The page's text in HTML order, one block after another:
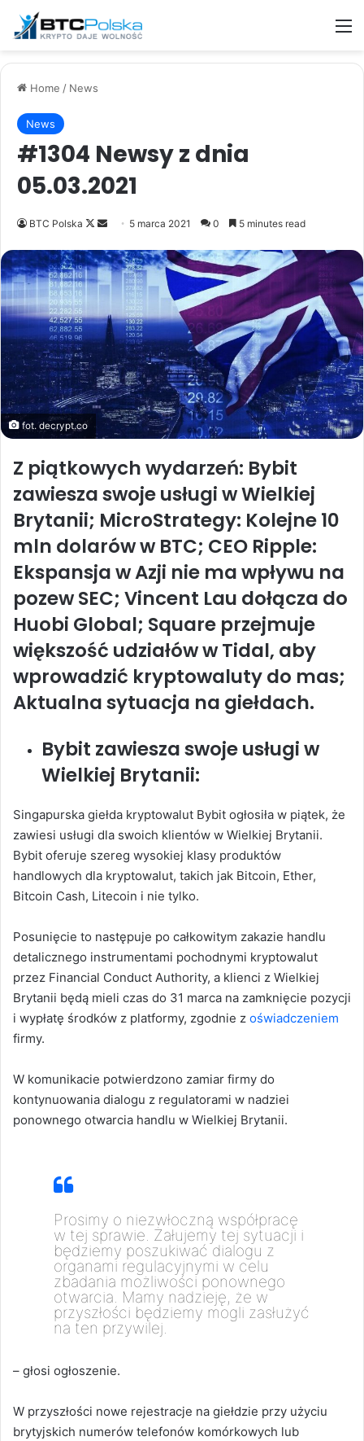
Home / News
News
#1304 Newsy z dnia
05.03.2021
BTC Polska
Follow
X
Send
email
5 marca 2021 0 5 minutes read
fot. decrypt.co
Z piątkowych wydarzeń: Bybit
zawiesza swoje usługi w Wielkiej
Brytanii; MicroStrategy: Kolejne 10
mln dolarów w BTC; CEO Ripple:
Ekspansja w Azji nie ma wpływu na
pozew SEC; Vincent Lau dołącza do
Huobi Global; Square przejmuje
większość udziałów w Tidal, aby
wprowadzić kryptowaluty do mas;
Aktualna sytuacja na giełdach.
Bybit zawiesza swoje usługi w
Wielkiej Brytanii:
Singapurska giełda kryptowalut Bybit ogłosiła w piątek, że
zawiesi usługi dla swoich klientów w Wielkiej Brytanii.
Bybit oferuje szereg wysokiej klasy produktów
handlowych dla kryptowalut, takich jak Bitcoin, Ether,
Bitcoin Cash, Litecoin i nie tylko.
Posunięcie to następuje po całkowitym zakazie handlu
detalicznego instrumentami pochodnymi kryptowalut
przez Financial Conduct Authority, a klienci z Wielkiej
Brytanii będą mieli czas do 31 marca na zamknięcie pozycji
i wypłatę środków z platformy, zgodnie z oświadczeniem
firmy.
W komunikacie potwierdzono zamiar firmy do
kontynuowania dialogu z regulatorami w nadziei
ponownego otwarcia handlu w Wielkiej Brytanii.
Prosimy o niezwłoczną współpracę
w tej sprawie. Żałujemy tej sytuacji i
będziemy poszukiwać dialogu z
organami regulacyjnymi w celu
zbadania możliwości ponownego
otwarcia. Mamy nadzieję, że w
przyszłości będziemy mogli zasłużyć
na ten przywilej.
– głosi ogłoszenie.
W przyszłości nowe rejestracje na giełdzie przy użyciu
brytyjskich numerów telefonów komórkowych lub